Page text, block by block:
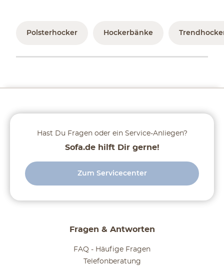
Polsterhocker Hockerbänke
Fragen & Antworten
FAQ - Häufige Fragen
Telefonberatung
Hast Du Fragen oder ein Service-Anliegen?
Sofa.de hilft Dir gerne!
Zum Servicecenter